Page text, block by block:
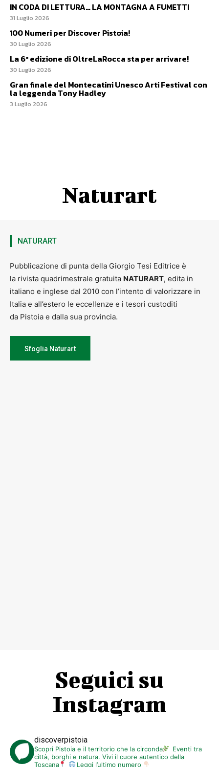
IN CODA DI LETTURA… LA MONTAGNA A FUMETTI
31 Luglio 2026
100 Numeri per Discover Pistoia!
30 Luglio 2026
La 6ª edizione di OltreLaRocca sta per arrivare!
30 Luglio 2026
Gran finale del Montecatini Unesco Arti Festival con
la leggenda Tony Hadley
3 Luglio 2026
Naturart
NATURART
Pubblicazione di punta della Giorgio Tesi Editrice è
la rivista quadrimestrale gratuita NATURART, edita in
italiano e inglese dal 2010 con l’intento di valorizzare in
Italia e all’estero le eccellenze e i tesori custoditi
da Pistoia e dalla sua provincia.
Sfoglia Naturart
Seguici su
Instagram
discoverpistoia
Scopri Pistoia e il territorio che la circonda
Eventi tra
città, borghi e natura. Vivi il cuore autentico della
Toscana
Leggi l’ultimo numero